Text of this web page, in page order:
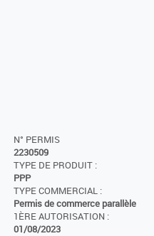
N° PERMIS
2230509
TYPE DE PRODUIT :
PPP
TYPE COMMERCIAL :
Permis de commerce parallèle
1ÈRE AUTORISATION :
01/08/2023